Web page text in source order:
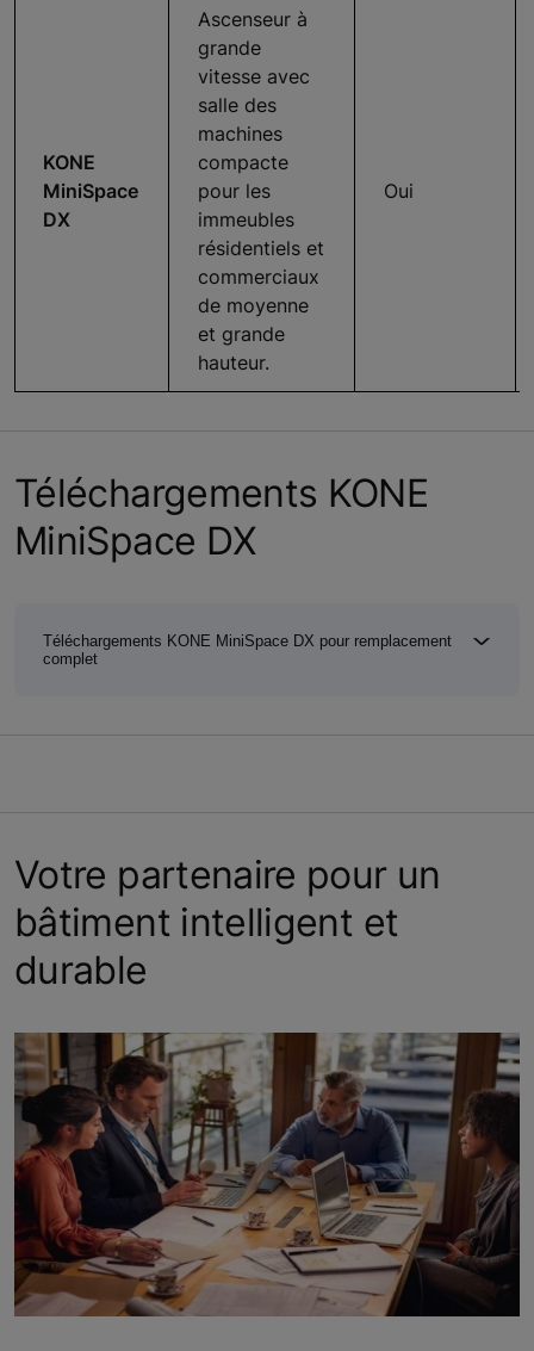
KONE
MiniSpace
DX
Ascenseur à
grande
vitesse avec
salle des
machines
compacte
pour les
immeubles
résidentiels et
commerciaux
de moyenne
et grande
hauteur.
Oui
Téléchargements KONE
MiniSpace DX
Téléchargements KONE MiniSpace DX pour remplacement
complet
Votre partenaire pour un
bâtiment intelligent et
durable